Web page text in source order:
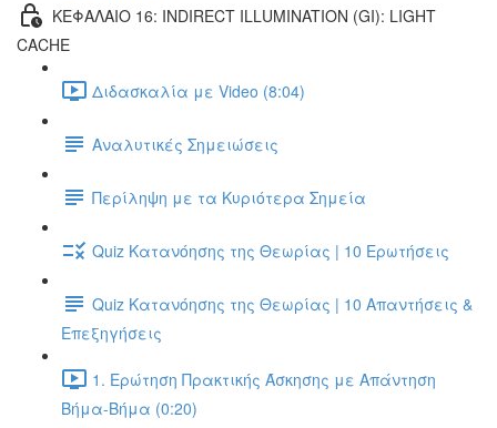
ΚΕΦΑΛΑΙΟ 16: INDIRECT ILLUMINATION (GI): LIGHT
CACHE
Διδασκαλία με Video (8:04)
Αναλυτικές Σημειώσεις
Περίληψη με τα Κυριότερα Σημεία
Quiz Κατανόησης της Θεωρίας | 10 Ερωτήσεις
Quiz Κατανόησης της Θεωρίας | 10 Απαντήσεις &
Επεξηγήσεις
1. Ερώτηση Πρακτικής Άσκησης με Απάντηση
Βήμα-Βήμα (0:20)